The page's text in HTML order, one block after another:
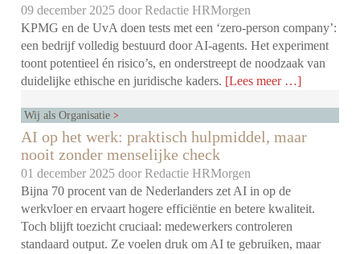
09 december 2025 doorRedactie HRMorgen
KPMG en de UvA doen tests met een ‘zero-person company’:
een bedrijf volledig bestuurd door AI-agents. Het experiment
toont potentieel én risico’s, en onderstreept de noodzaak van
duidelijke ethische en juridische kaders. [Lees meer …]
Wij als Organisatie
AI op het werk: praktisch hulpmiddel, maar
nooit zonder menselijke check
01 december 2025 doorRedactie HRMorgen
Bijna 70 procent van de Nederlanders zet AI in op de
werkvloer en ervaart hogere efficiëntie en betere kwaliteit.
Toch blijft toezicht cruciaal: medewerkers controleren
standaard output. Ze voelen druk om AI te gebruiken, maar